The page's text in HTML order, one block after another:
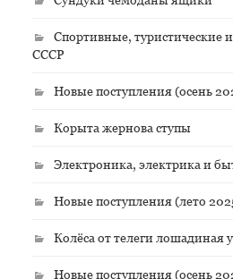
Спортивные, туристические
СССР
Новые поступления (осень
Корыта жернова ступы
Электроника, электрика и
Новые поступления (лето
Колёса от телеги лошадиная
Новые поступления (осень